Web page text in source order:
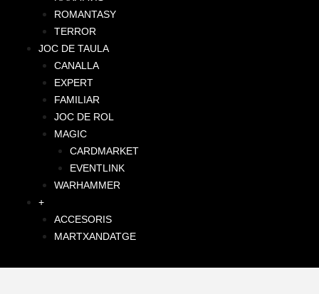
ROMANTASY
TERROR
JOC DE TAULA
CANALLA
EXPERT
FAMILIAR
JOC DE ROL
MAGIC
CARDMARKET
EVENTLINK
WARHAMMER
+
ACCESORIS
MARTXANDATGE